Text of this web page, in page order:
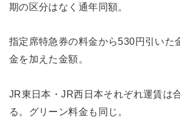
期の区分はなく通年同額。
指定席特急券の料金から530円引いた
金を加えた金額。
JR東日本・JR西日本それぞれ運賃は
る。グリーン料金も同じ。